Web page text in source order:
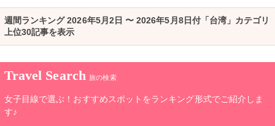
週間ランキング 2026年5月2日 〜 2026年5月8日付「台湾」カテゴリ
上位30記事を表示
Travel Search 旅の検索
女子目線で選ぶ！おすすめスポットをランキング形式でご紹介しま
す♪